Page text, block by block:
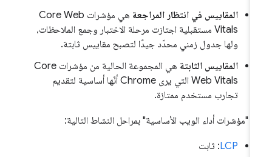
المقاييس في انتظار المراجعة
هي مؤشرات Core Web
Vitals مستقبلية اجتازت مرحلة الاختبار وجمع الملاحظات،
ولها جدول زمني محدّد جيدًا لتصبح مقاييس ثابتة.
المقاييس الثابتة
هي المجموعة الحالية من مؤشرات Core
Web Vitals التي يرى Chrome أنّها أساسية لتقديم
تجارب مستخدم ممتازة.
"مؤشرات أداء الويب الأساسية" بمراحل النشاط التالية:
LCP: ثابت